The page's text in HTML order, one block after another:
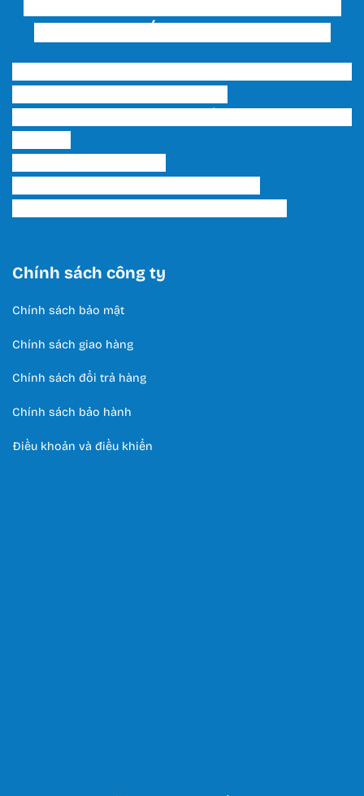
Chính sách công ty
Chính sách bảo mật
Chính sách giao hàng
Chính sách đổi trả hàng
Chính sách bảo hành
Điều khoản và điều khiển